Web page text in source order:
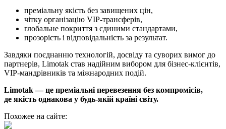
преміальну якість без завищених цін,
чітку організацію VIP-трансферів,
глобальне покриття з єдиними стандартами,
прозорість і відповідальність за результат.
Завдяки поєднанню технологій, досвіду та суворих вимог до
партнерів, Limotak став надійним вибором для бізнес-клієнтів,
VIP-мандрівників та міжнародних подій.
Limotak — це преміальні перевезення без компромісів,
де якість однакова у будь-якій країні світу.
Похожее на сайте: